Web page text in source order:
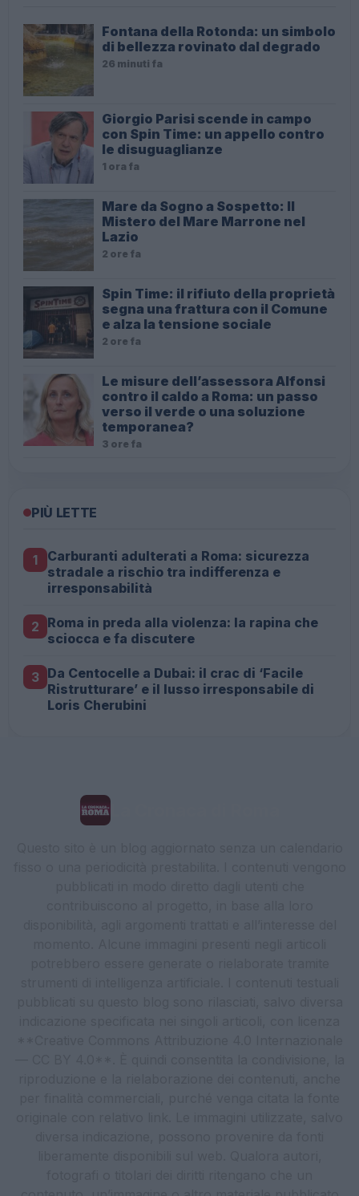
Fontana della Rotonda: un simbolo
di bellezza rovinato dal degrado
26 minuti fa
Giorgio Parisi scende in campo
con Spin Time: un appello contro
le disuguaglianze
1 ora fa
Mare da Sogno a Sospetto: Il
Mistero del Mare Marrone nel
Lazio
2 ore fa
Spin Time: il rifiuto della proprietà
segna una frattura con il Comune
e alza la tensione sociale
2 ore fa
Le misure dell’assessora Alfonsi
contro il caldo a Roma: un passo
verso il verde o una soluzione
temporanea?
3 ore fa
PIÙ LETTE
1
Carburanti adulterati a Roma: sicurezza
stradale a rischio tra indifferenza e
irresponsabilità
2 Roma in preda alla violenza: la rapina che
sciocca e fa discutere
3 Da Centocelle a Dubai: il crac di ‘Facile
Ristrutturare’ e il lusso irresponsabile di
Loris Cherubini